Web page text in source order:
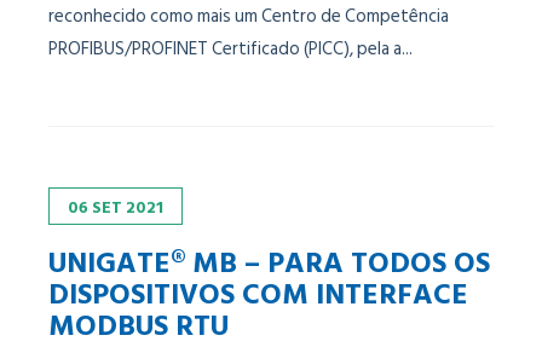
reconhecido como mais um Centro de Competência
PROFIBUS/PROFINET Certificado (PICC), pela a...
06 SET 2021
UNIGATE® MB – PARA TODOS OS
DISPOSITIVOS COM INTERFACE
MODBUS RTU